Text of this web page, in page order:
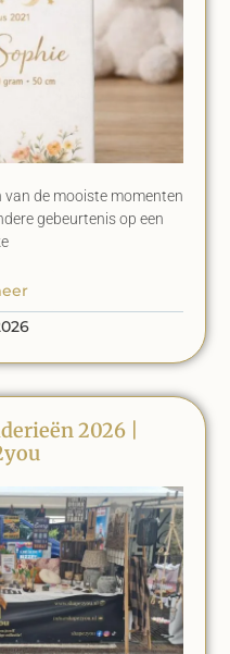
van de mooiste momenten
gebeurtenis op een
2026 |